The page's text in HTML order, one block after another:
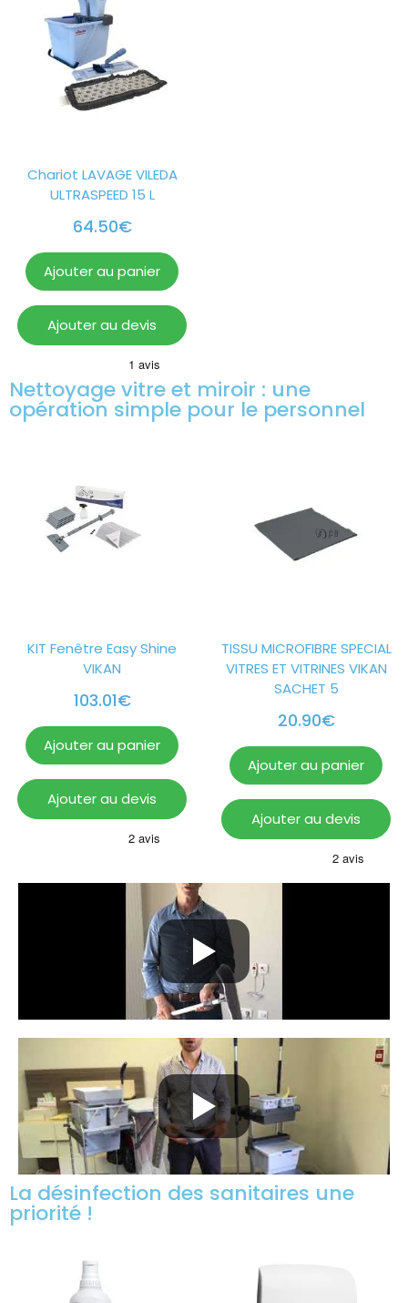
Chariot LAVAGE VILEDA
ULTRASPEED 15 L
64.50€
Ajouter au panier
Ajouter au devis
Nettoyage vitre et miroir : une
opération simple pour le personnel
KIT Fenêtre Easy Shine
VIKAN
103.01€
Ajouter au panier
Ajouter au devis
TISSU MICROFIBRE SPECIAL
VITRES ET VITRINES VIKAN
SACHET 5
20.90€
Ajouter au panier
Ajouter au devis
La désinfection des sanitaires une
priorité !